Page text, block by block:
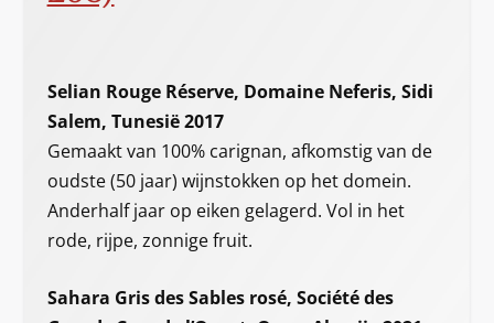
Selian Rouge Réserve, Domaine Neferis, Sidi
Salem, Tunesië 2017
Gemaakt van 100% carignan, afkomstig van de
oudste (50 jaar) wijnstokken op het domein.
Anderhalf jaar op eiken gelagerd. Vol in het
rode, rijpe, zonnige fruit.
Sahara Gris des Sables rosé, Société des